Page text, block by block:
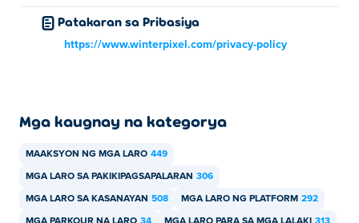
Patakaran sa Pribasiya
https://www.winterpixel.com/privacy-policy
Mga kaugnay na kategorya
MAAKSYON NG MGA LARO 449
MGA LARO SA PAKIKIPAGSAPALARAN 306
MGA LARO SA KASANAYAN 508 MGA LARO NG PLATFORM 292